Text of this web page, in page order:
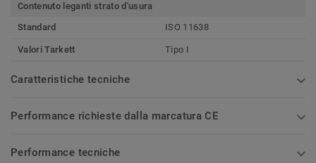
Contenuto leganti strato d'usura
Standard
ISO 11638
Valori Tarkett Tipo I
Caratteristiche tecniche
Performance richieste dalla marcatura CE
Performance tecniche